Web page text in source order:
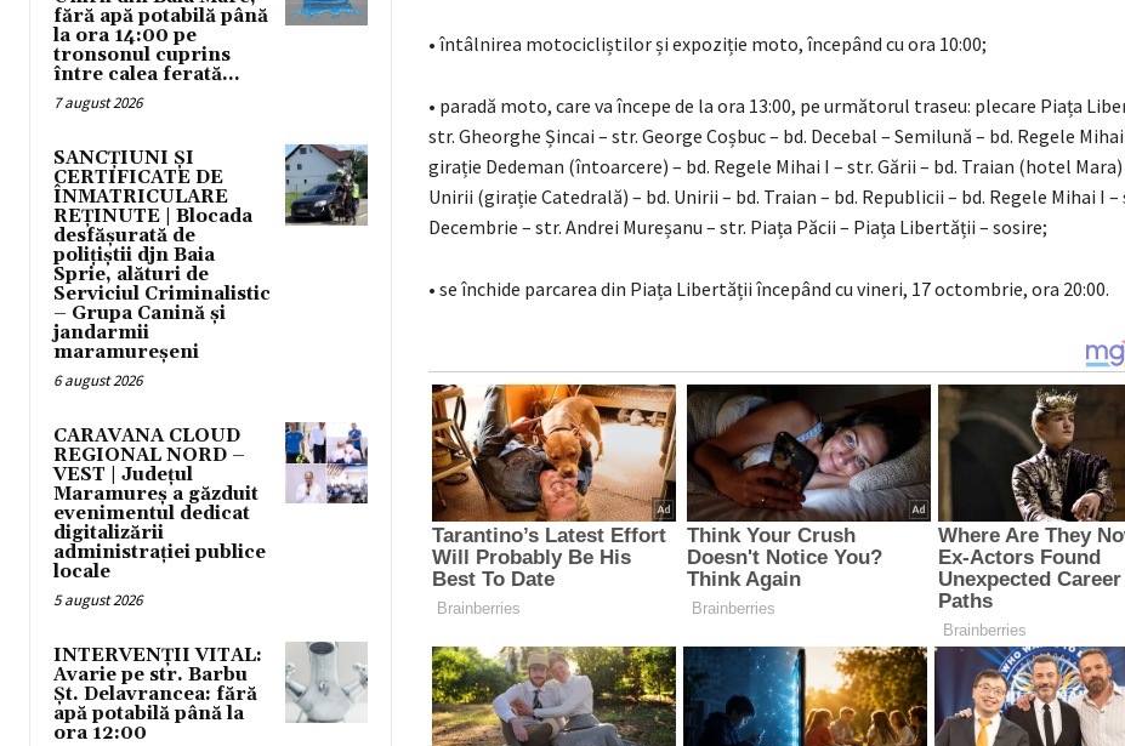
fără apă potabilă până
la ora 14:00 pe
tronsonul cuprins
între calea ferată...
7 august 2026
SANCȚIUNI ȘI
CERTIFICATE DE
ÎNMATRICULARE
REȚINUTE | Blocada
desfășurată de
polițiștii djn Baia
Sprie, alături de
Serviciul Criminalistic
– Grupa Canină și
jandarmii
maramureșeni
6 august 2026
CARAVANA CLOUD
REGIONAL NORD –
VEST | Județul
Maramureș a găzduit
evenimentul dedicat
digitalizării
administrației publice
locale
5 august 2026
INTERVENȚII VITAL:
Avarie pe str. Barbu
Șt. Delavrancea: fără
apă potabilă până la
ora 12:00
• întâlnirea motocicliștilor și expoziție moto, începând cu ora 10:00;
• paradă moto, care va începe de la ora 13:00, pe următorul traseu: plecare Piața
str. Gheorghe Șincai – str. George Coșbuc – bd. Decebal – Semilună – bd. Regele
girație Dedeman (întoarcere) – bd. Regele Mihai I – str. Gării – bd. Traian (hotel Mara)
Unirii (girație Catedrală) – bd. Unirii – bd. Traian – bd. Republicii – bd. Regele Mihai I –
Decembrie – str. Andrei Mureșanu – str. Piața Păcii – Piața Libertății – sosire;
• se închide parcarea din Piața Libertății începând cu vineri, 17 octombrie, ora 20:00.